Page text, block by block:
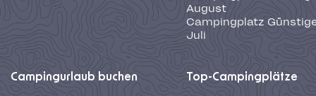
August
Campingplatz
Juli
Campingurlaub buchen Top-Campingplätze